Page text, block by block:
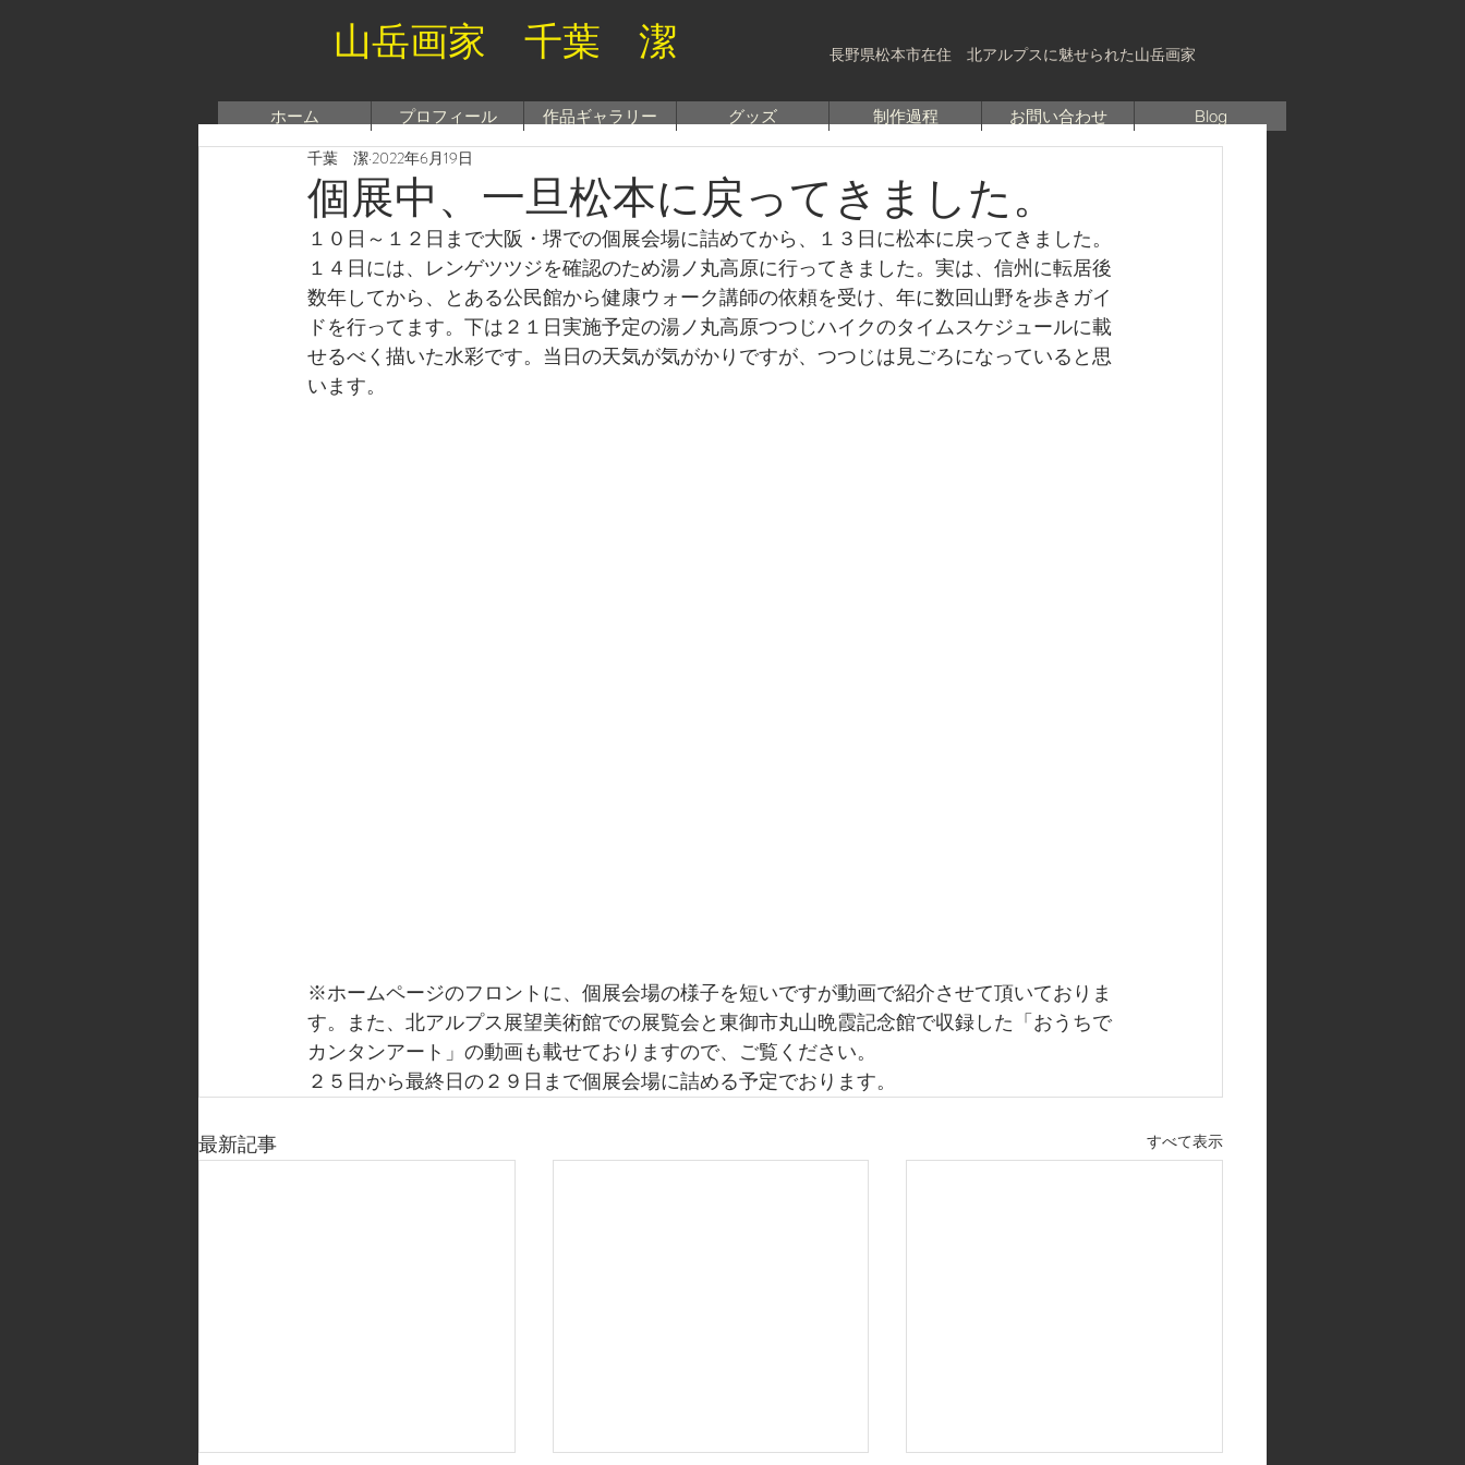
山岳画家 千葉 潔 長野県松本市在住 北アルプスに魅せられた山岳画家
ホーム プロフィール 作品ギャラリー グッズ 制作過程 お問い合わせ Blog
個展中、一旦松本に戻ってきました。
千葉 潔 2022年6月19日
１０日～１２日まで大阪・堺での個展会場に詰めてから、１３日に松本に戻ってきました。
１４日には、レンゲツツジを確認のため湯ノ丸高原に行ってきました。実は、信州に転居後
数年してから、とある公民館から健康ウォーク講師の依頼を受け、年に数回山野を歩きガイ
ドを行ってます。下は２１日実施予定の湯ノ丸高原つつじハイクのタイムスケジュールに載
せるべく描いた水彩です。当日の天気が気がかりですが、つつじは見ごろになっていると思
います。
※ホームページのフロントに、個展会場の様子を短いですが動画で紹介させて頂いておりま
す。また、北アルプス展望美術館での展覧会と東御市丸山晩霞記念館で収録した「おうちで
カンタンアート」の動画も載せておりますので、ご覧ください。
２５日から最終日の２９日まで個展会場に詰める予定でおります。
最新記事 すべて表示